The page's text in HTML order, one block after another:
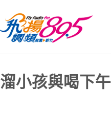
溜小孩與喝下